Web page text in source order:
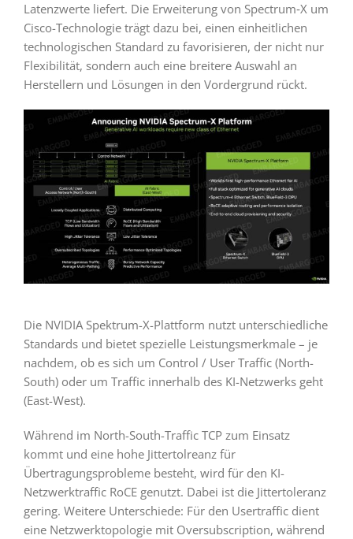
Latenzwerte liefert. Die Erweiterung von Spectrum‑X um
Cisco-Technologie trägt dazu bei, einen einheitlichen
technologischen Standard zu favorisieren, der nicht nur
Flexibilität, sondern auch eine breitere Auswahl an
Herstellern und Lösungen in den Vordergrund rückt.
Die NVIDIA Spektrum-X-Plattform nutzt unterschiedliche
Standards und bietet spezielle Leistungsmerkmale – je
nachdem, ob es sich um Control / User Traffic (North-
South) oder um Traffic innerhalb des KI-Netzwerks geht
(East-West).
Während im North-South-Traffic TCP zum Einsatz
kommt und eine hohe Jittertolreanz für
Übertragungsprobleme besteht, wird für den KI-
Netzwerktraffic RoCE genutzt. Dabei ist die Jittertoleranz
gering. Weitere Unterschiede: Für den Usertraffic dient
eine Netzwerktopologie mit Oversubscription, während